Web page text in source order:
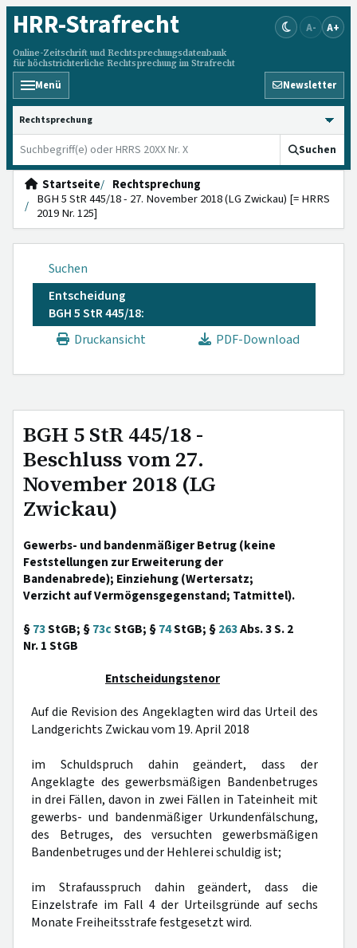
HRR-Strafrecht
Online-Zeitschrift und Rechtsprechungsdatenbank
für höchstrichterliche Rechtsprechung im Strafrecht
A- A+
Menü Newsletter
HRRS durchsuchen
Suchen
Startseite
Rechtsprechung
BGH 5 StR 445/18 - 27. November 2018 (LG Zwickau) [= HRRS
2019 Nr. 125]
Suchen
Entscheidung
BGH 5 StR 445/18:
Druckansicht
PDF-Download
BGH 5 StR 445/18 -
Beschluss vom 27.
November 2018 (LG
Zwickau)
Gewerbs- und bandenmäßiger Betrug (keine
Feststellungen zur Erweiterung der
Bandenabrede); Einziehung (Wertersatz;
Verzicht auf Vermögensgegenstand; Tatmittel).
§73StGB; §73cStGB; §74StGB; §263Abs. 3 S. 2
Nr. 1 StGB
Entscheidungstenor
Auf die Revision des Angeklagten wird das Urteil des
Landgerichts Zwickau vom 19. April 2018
im Schuldspruch dahin geändert, dass der
Angeklagte des gewerbsmäßigen Bandenbetruges
in drei Fällen, davon in zwei Fällen in Tateinheit mit
gewerbs- und bandenmäßiger Urkundenfälschung,
des Betruges, des versuchten gewerbsmäßigen
Bandenbetruges und der Hehlerei schuldig ist;
im Strafausspruch dahin geändert, dass die
Einzelstrafe im Fall 4 der Urteilsgründe auf sechs
Monate Freiheitsstrafe festgesetzt wird.